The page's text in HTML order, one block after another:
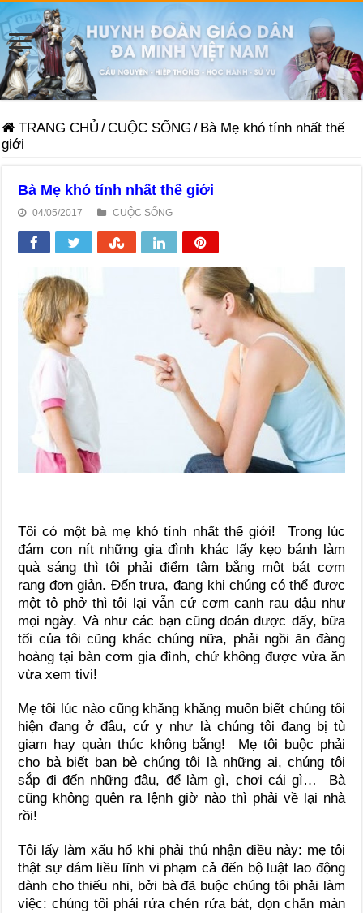
TRANG CHỦ /CUỘC SỐNG / Bà Mẹ khó tính nhất thế
giới
Bà Mẹ khó tính nhất thế giới
04/05/2017 CUỘC SỐNG
Tôi có một bà mẹ khó tính nhất thế giới! Trong lúc
đám con nít những gia đình khác lấy kẹo bánh làm
quà sáng thì tôi phải điểm tâm bằng một bát cơm
rang đơn giản. Đến trưa, đang khi chúng có thể được
một tô phở thì tôi lại vẫn cứ cơm canh rau đậu như
mọi ngày. Và như các bạn cũng đoán được đấy, bữa
tối của tôi cũng khác chúng nữa, phải ngồi ăn đàng
hoàng tại bàn cơm gia đình, chứ không được vừa ăn
vừa xem tivi!
Mẹ tôi lúc nào cũng khăng khăng muốn biết chúng tôi
hiện đang ở đâu, cứ y như là chúng tôi đang bị tù
giam hay quản thúc không bằng! Mẹ tôi buộc phải
cho bà biết bạn bè chúng tôi là những ai, chúng tôi
sắp đi đến những đâu, để làm gì, chơi cái gì… Bà
cũng không quên ra lệnh giờ nào thì phải về lại nhà
rồi!
Tôi lấy làm xấu hổ khi phải thú nhận điều này: mẹ tôi
thật sự dám liều lĩnh vi phạm cả đến bộ luật lao động
dành cho thiếu nhi, bởi bà đã buộc chúng tôi phải làm
việc: chúng tôi phải rửa chén rửa bát, dọn chăn màn